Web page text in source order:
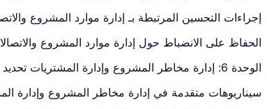
إجراءات التحسين المرتبطة بـ إدارة موارد المشروع
الحفاظ على الانضباط حول إدارة موارد المشروع
الوحدة 6: إدارة مخاطر المشروع وإدارة المشتريات تحديد مخاطر المشروع والتحليل النوعي/الكمي
سيناريوهات متقدمة في إدارة مخاطر المشروع وإدارة